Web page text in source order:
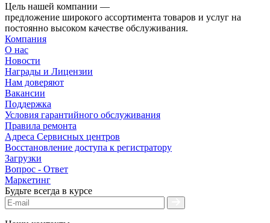
Цель нашей компании —
предложение широкого ассортимента товаров и услуг на
постоянно высоком качестве обслуживания.
Компания
О нас
Новости
Награды и Лицензии
Нам доверяют
Вакансии
Поддержка
Условия гарантийного обслуживания
Правила ремонта
Адреса Сервисных центров
Восстановление доступа к регистратору
Загрузки
Вопрос - Ответ
Маркетинг
Будьте всегда в курсе